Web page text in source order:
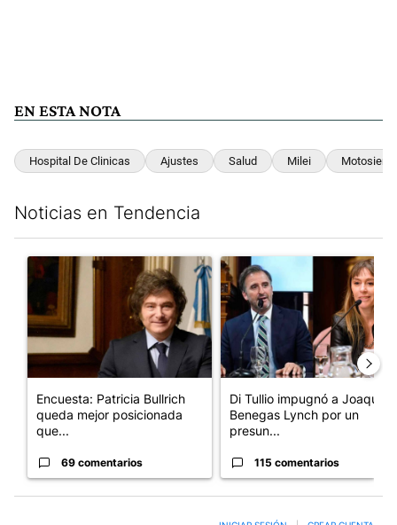
EN ESTA NOTA
Hospital De Clinicas Ajustes Salud Milei Motosierra
Noticias en Tendencia
Un artículo de tendencia con el título "Encuesta: Patricia
Encuesta: Patricia Bullrich
queda mejor posicionada
que...
69 comentarios
Un artículo de tendencia con
Di Tullio impugnó a Joaquín
Benegas Lynch por un
presun...
115 comentarios